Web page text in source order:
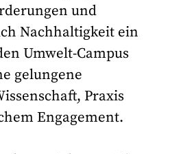
und
Nachhaltigkeit ein
Umwelt-Campus
gelungene
Praxis
Engagement.